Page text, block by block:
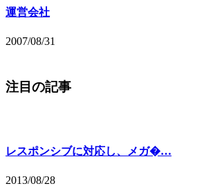
運営会社
2007/08/31
注目の記事
レスポンシブに対応し、メガ�…
2013/08/28